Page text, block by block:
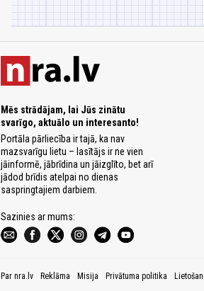
Mēs strādājam, lai Jūs zinātu
svarīgo, aktuālo un interesanto!
Portāla pārliecība ir tajā, ka nav
mazsvarīgu lietu – lasītājs ir ne vien
jāinformē, jābrīdina un jāizglīto, bet arī
jādod brīdis atelpai no dienas
saspringtajiem darbiem.
Sazinies ar mums:
Par nra.lv Reklāma Misija Privātuma politika